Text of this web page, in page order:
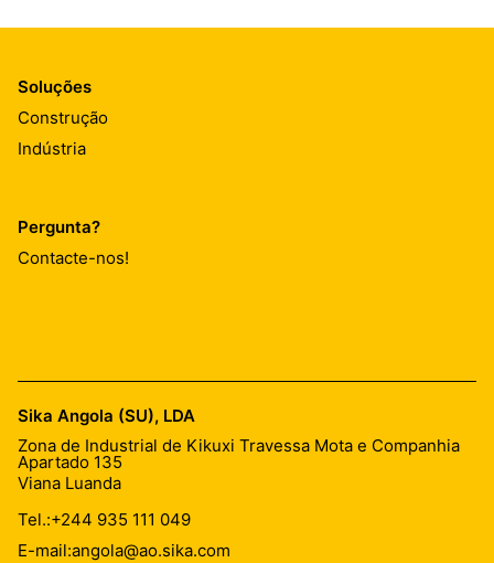
Soluções
Construção
Indústria
Pergunta?
Contacte-nos!
Sika Angola (SU), LDA
Zona de Industrial de Kikuxi Travessa Mota e Companhia
Apartado 135
Viana Luanda
Tel.:+244 935 111 049
E-mail:angola@ao.sika.com